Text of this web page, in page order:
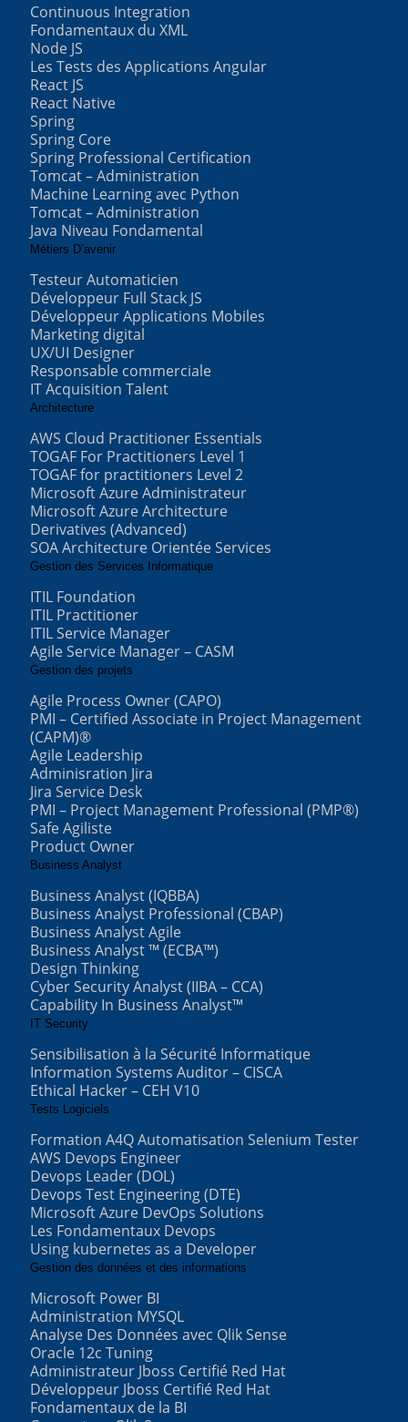
Continuous Integration
Fondamentaux du XML
Node JS
Les Tests des Applications Angular
React JS
React Native
Spring
Spring Core
Spring Professional Certification
Tomcat – Administration
Machine Learning avec Python
Tomcat – Administration
Java Niveau Fondamental
Métiers D’avenir
Testeur Automaticien
Développeur Full Stack JS
Développeur Applications Mobiles
Marketing digital
UX/UI Designer
Responsable commerciale
IT Acquisition Talent
Architecture
AWS Cloud Practitioner Essentials
TOGAF For Practitioners Level 1
TOGAF for practitioners Level 2
Microsoft Azure Administrateur
Microsoft Azure Architecture
Derivatives (Advanced)
SOA Architecture Orientée Services
Gestion des Services Informatique
ITIL Foundation
ITIL Practitioner
ITIL Service Manager
Agile Service Manager – CASM
Gestion des projets
Agile Process Owner (CAPO)
PMI – Certified Associate in Project Management
(CAPM)®
Agile Leadership
Adminisration Jira
Jira Service Desk
PMI – Project Management Professional (PMP®)
Safe Agiliste
Product Owner
Business Analyst
Business Analyst (IQBBA)
Business Analyst Professional (CBAP)
Business Analyst Agile
Business Analyst ™ (ECBA™)
Design Thinking
Cyber Security Analyst (IIBA – CCA)
Capability In Business Analyst™
IT Security
Sensibilisation à la Sécurité Informatique
Information Systems Auditor – CISCA
Ethical Hacker – CEH V10
Tests Logiciels
Formation A4Q Automatisation Selenium Tester
AWS Devops Engineer
Devops Leader (DOL)
Devops Test Engineering (DTE)
Microsoft Azure DevOps Solutions
Les Fondamentaux Devops
Using kubernetes as a Developer
Gestion des données et des informations
Microsoft Power BI
Administration MYSQL
Analyse Des Données avec Qlik Sense
Oracle 12c Tuning
Administrateur Jboss Certifié Red Hat
Développeur Jboss Certifié Red Hat
Fondamentaux de la BI